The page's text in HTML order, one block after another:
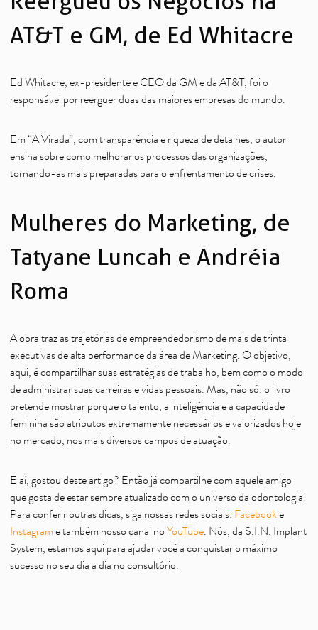
AT&T e GM, de Ed Whitacre
Ed Whitacre, ex-presidente e CEO da GM e da AT&T, foi o
responsável por reerguer duas das maiores empresas do mundo.
Em “A Virada”, com transparência e riqueza de detalhes, o autor
ensina sobre como melhorar os processos das organizações,
tornando-as mais preparadas para o enfrentamento de crises.
Mulheres do Marketing, de
Tatyane Luncah e Andréia
Roma
A obra traz as trajetórias de empreendedorismo de mais de trinta
executivas de alta performance da área de Marketing. O objetivo,
aqui, é compartilhar suas estratégias de trabalho, bem como o modo
de administrar suas carreiras e vidas pessoais. Mas, não só: o livro
pretende mostrar porque o talento, a inteligência e a capacidade
feminina são atributos extremamente necessários e valorizados hoje
no mercado, nos mais diversos campos de atuação.
E aí, gostou deste artigo? Então já compartilhe com aquele amigo
que gosta de estar sempre atualizado com o universo da odontologia!
Para conferir outras dicas, siga nossas redes sociais: Facebooke
Instagram e também nosso canal no YouTube. Nós, da S.I.N. Implant
System, estamos aqui para ajudar você a conquistar o máximo
sucesso no seu dia a dia no consultório.